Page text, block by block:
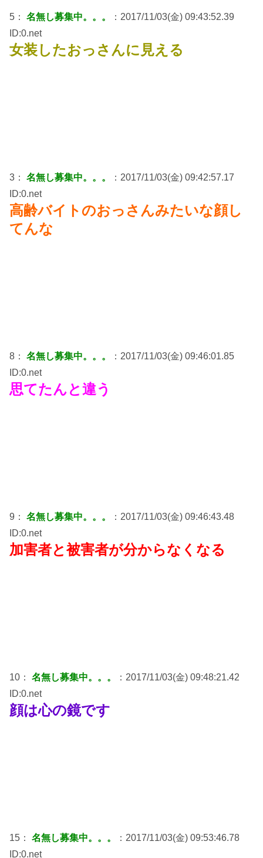
5： 名無し募集中。。。
：2017/11/03(金) 09:43:52.39
ID:0.net
女装したおっさんに見える
3： 名無し募集中。。。
：2017/11/03(金) 09:42:57.17
ID:0.net
高齢バイトのおっさんみたいな顔し
てんな
8： 名無し募集中。。。
：2017/11/03(金) 09:46:01.85
ID:0.net
思てたんと違う
9： 名無し募集中。。。
：2017/11/03(金) 09:46:43.48
ID:0.net
加害者と被害者が分からなくなる
10： 名無し募集中。。。
：2017/11/03(金) 09:48:21.42
ID:0.net
顔は心の鏡です
15： 名無し募集中。。。
：2017/11/03(金) 09:53:46.78
ID:0.net